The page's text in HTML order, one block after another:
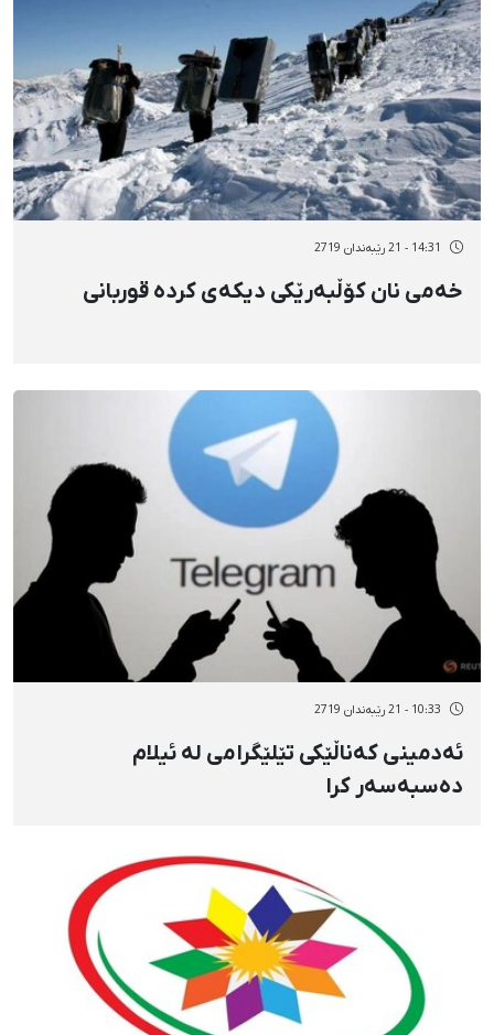
14:31 - 21 رێبەندان 2719
خەمی نان کۆڵبەرێکی دیکەی کردە قوربانی
10:33 - 21 رێبەندان 2719
ئەدمینی کەناڵێکی تێلێگرامی لە ئیلام
دەسبەسەر کرا